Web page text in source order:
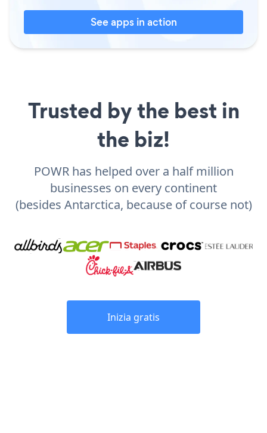
See apps in action
Trusted by the best in
the biz!
POWR has helped over a half million
businesses on every continent
(besides Antarctica, because of course not)
Inizia gratis